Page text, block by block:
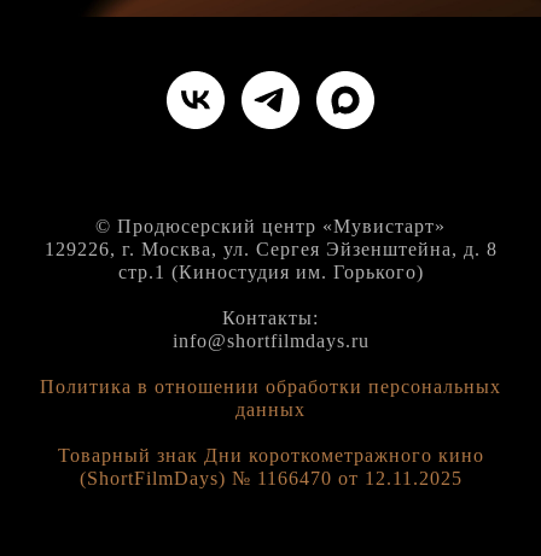
© Продюсерский центр «Мувистарт»
129226, г. Москва, ул. Сергея Эйзенштейна, д. 8
стр.1 (Киностудия им. Горького)
Контакты:
info@shortfilmdays.ru
Политика в отношении обработки персональных
данных
Товарный знак Дни короткометражного кино
(ShortFilmDays) № 1166470 от 12.11.2025